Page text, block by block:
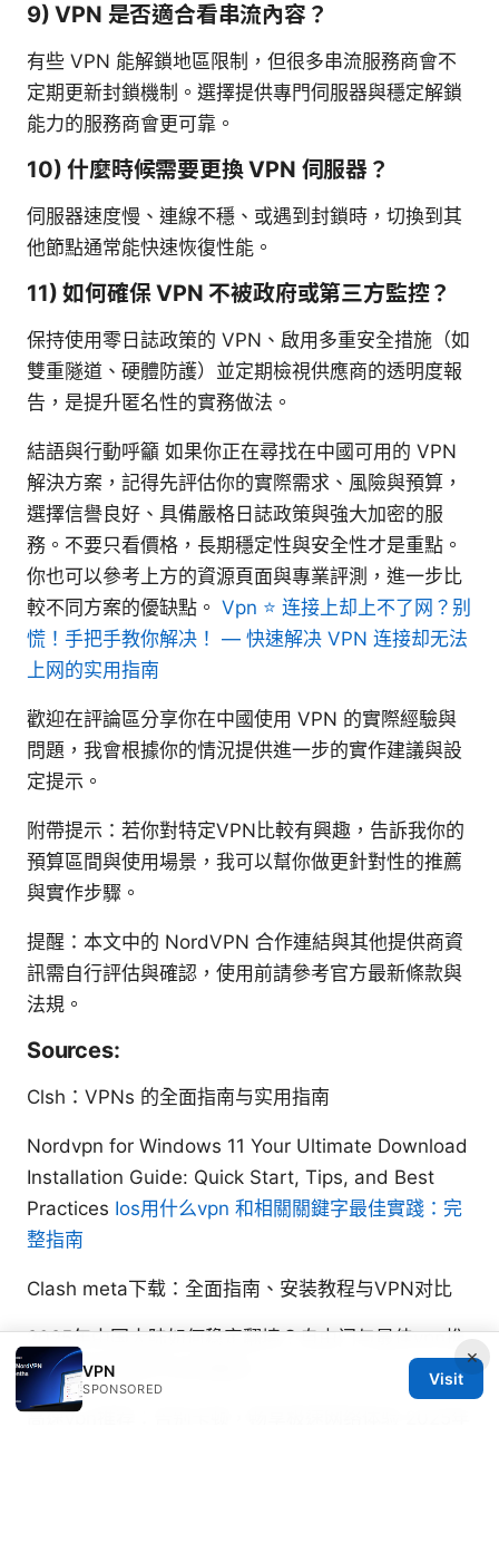
9) VPN 是否適合看串流內容？
有些 VPN 能解鎖地區限制，但很多串流服務商會不
定期更新封鎖機制。選擇提供專門伺服器與穩定解鎖
能力的服務商會更可靠。
10) 什麼時候需要更換 VPN 伺服器？
伺服器速度慢、連線不穩、或遇到封鎖時，切換到其
他節點通常能快速恢復性能。
11) 如何確保 VPN 不被政府或第三方監控？
保持使用零日誌政策的 VPN、啟用多重安全措施（如
雙重隧道、硬體防護）並定期檢視供應商的透明度報
告，是提升匿名性的實務做法。
結語與行動呼籲 如果你正在尋找在中國可用的 VPN
解決方案，記得先評估你的實際需求、風險與預算，
選擇信譽良好、具備嚴格日誌政策與強大加密的服
務。不要只看價格，長期穩定性與安全性才是重點。
你也可以參考上方的資源頁面與專業評測，進一步比
較不同方案的優缺點。 Vpn ⭐ 连接上却上不了网？别
慌！手把手教你解决！ — 快速解决 VPN 连接却无法
上网的实用指南
歡迎在評論區分享你在中國使用 VPN 的實際經驗與
問題，我會根據你的情況提供進一步的實作建議與設
定提示。
附帶提示：若你對特定VPN比較有興趣，告訴我你的
預算區間與使用場景，我可以幫你做更針對性的推薦
與實作步驟。
提醒：本文中的 NordVPN 合作連結與其他提供商資
訊需自行評估與確認，使用前請參考官方最新條款與
法規。
Sources:
Clsh：VPNs 的全面指南与实用指南
Nordvpn for Windows 11 Your Ultimate Download
Installation Guide: Quick Start, Tips, and Best
Practices Ios用什么vpn 和相關關鍵字最佳實踐：完
整指南
Clash meta下载：全面指南、安装教程与VPN对比
2025年中国大陆如何稳定翻墙？自由门与最佳vpn推
荐指及隐私保护与合规要点
高速vpn推荐：告别卡顿，畅享极速网络体验 2025年
×
VPN
SPONSORED
Visit